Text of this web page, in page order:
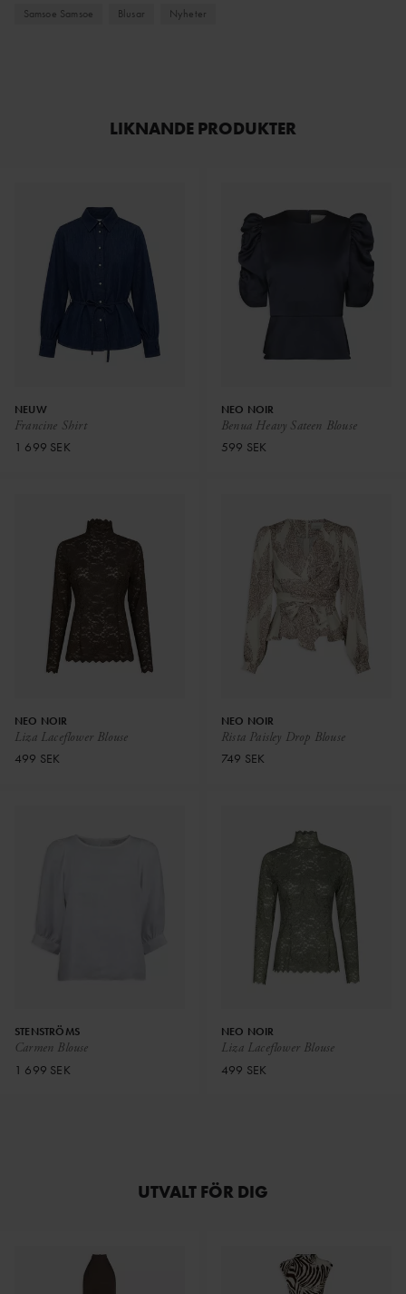
Samsoe Samsoe Blusar Nyheter
LIKNANDE PRODUKTER
Francine Shirt
NEUW
1 699 SEK
Benua Heavy Sateen Blouse
NEO NOIR
599 SEK
Liza Laceflower Blouse
NEO NOIR
499 SEK
Rista Paisley Drop Blouse
NEO NOIR
749 SEK
Carmen Blouse
STENSTRÖMS
1 699 SEK
Liza Laceflower Blouse
NEO NOIR
499 SEK
UTVALT FÖR DIG